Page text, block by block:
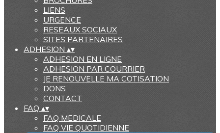
LIENS
URGENCE
RESEAUX SOCIAUX
SITES PARTENAIRES
ADHESION ▴▾
ADHESION EN LIGNE
ADHESION PAR COURRIER
JE RENOUVELLE MA COTISATION
DONS
CONTACT
FAQ ▴▾
FAQ MEDICALE
FAQ VIE QUOTIDIENNE